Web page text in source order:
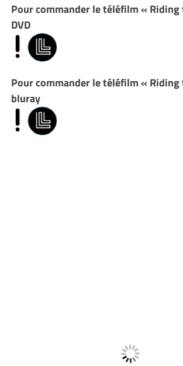
Pour commander le téléfilm «
DVD
Pour commander le téléfilm «
bluray